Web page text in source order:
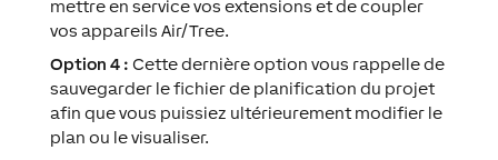
mettre en service vos extensions et de coupler
vos appareils Air/Tree.
Option 4 : Cette dernière option vous rappelle de
sauvegarder le fichier de planification du projet
afin que vous puissiez ultérieurement modifier le
plan ou le visualiser.